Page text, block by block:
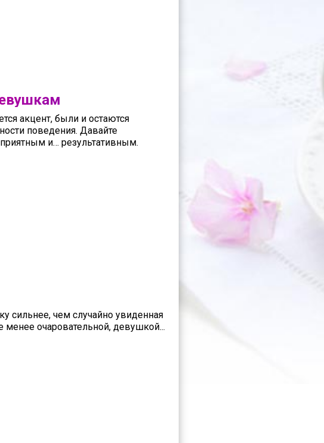
акцент, были и остаются
поведения. Давайте
и… результативным.
сильнее, чем случайно увиденная
менее очаровательной, девушкой...